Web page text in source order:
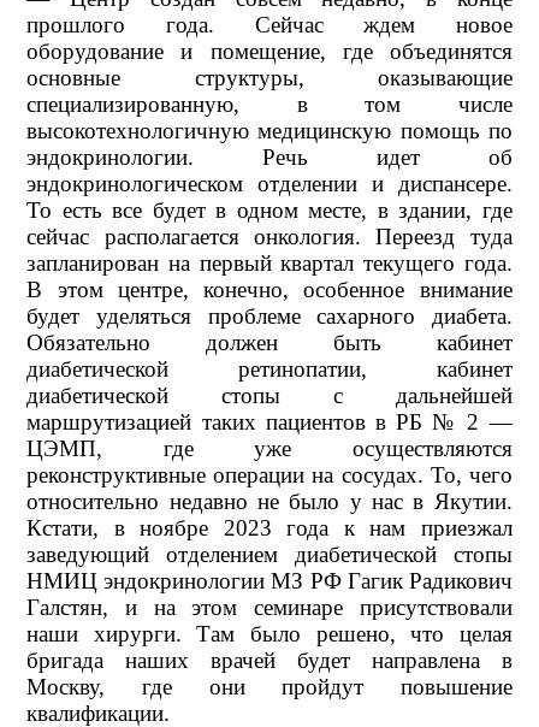
прошлого года. Сейчас ждем новое
оборудование и помещение, где объединятся
основные структуры, оказывающие
специализированную, в том числе
высокотехнологичную медицинскую помощь по
эндокринологии. Речь идет об
эндокринологическом отделении и диспансере.
То есть все будет в одном месте, в здании, где
сейчас располагается онкология. Переезд туда
запланирован на первый квартал текущего года.
В этом центре, конечно, особенное внимание
будет уделяться проблеме сахарного диабета.
Обязательно должен быть кабинет
диабетической ретинопатии, кабинет
диабетической стопы с дальнейшей
маршрутизацией таких пациентов в РБ № 2 —
ЦЭМП, где уже осуществляются
реконструктивные операции на сосудах. То, чего
относительно недавно не было у нас в Якутии.
Кстати, в ноябре 2023 года к нам приезжал
заведующий отделением диабетической стопы
НМИЦ эндокринологии МЗ РФ Гагик Радикович
Галстян, и на этом семинаре присутствовали
наши хирурги. Там было решено, что целая
бригада наших врачей будет направлена в
Москву, где они пройдут повышение
квалификации.